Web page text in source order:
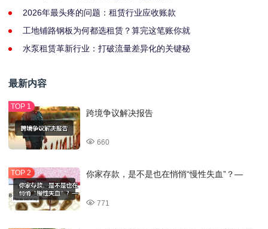
2026年最头疼的问题：租赁行业应收账款
工地铺路钢板为何都选租赁？算完这笔账你就
水泵租赁革新行业：打破流量差异化的关键秘
最新内容
跨境争议解决报告
660
你家存款，是不是也在悄悄“慢性失血”？—
771